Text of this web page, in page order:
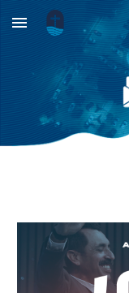
Skip to main content